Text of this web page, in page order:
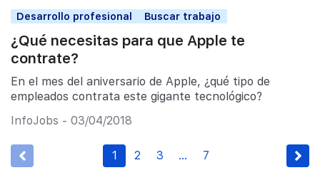
Desarrollo profesional Buscar trabajo
¿Qué necesitas para que Apple te
contrate?
En el mes del aniversario de Apple, ¿qué tipo de
empleados contrata este gigante tecnológico?
InfoJobs - 03/04/2018
1 2 3 … 7